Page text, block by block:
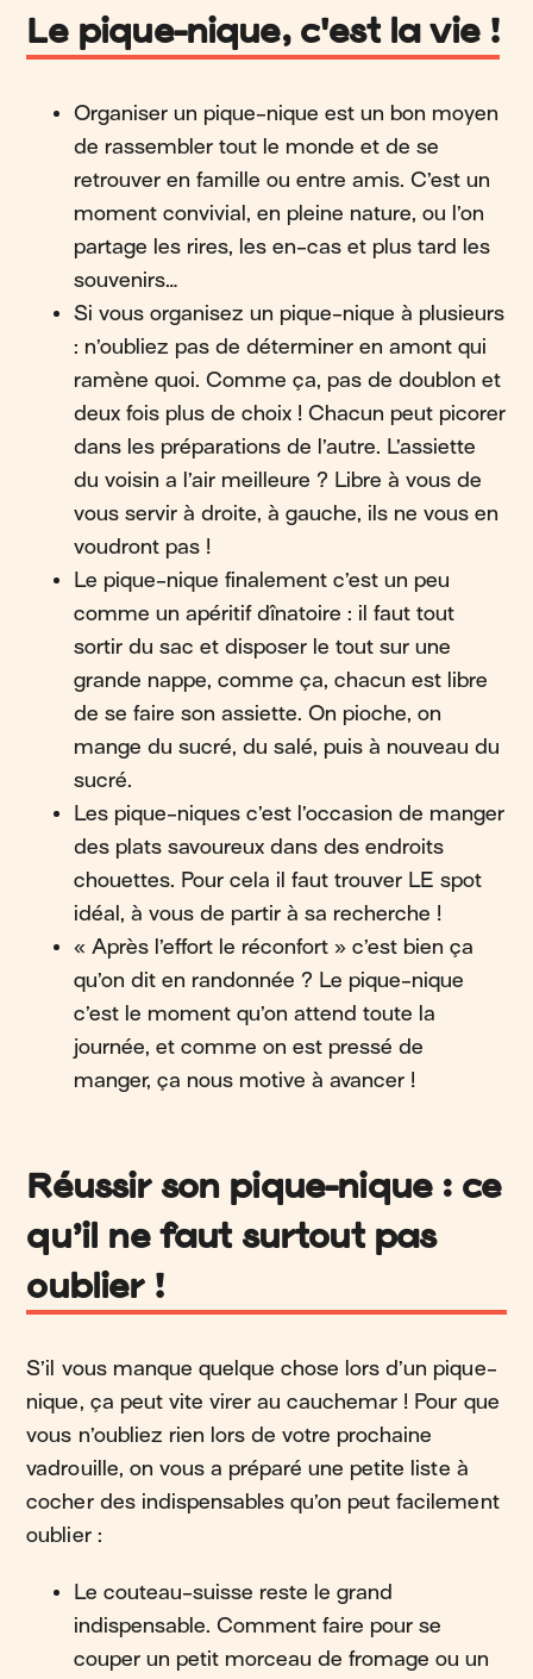
Le pique-nique, c'est la vie !
Organiser un pique-nique est un bon moyen
de rassembler tout le monde et de se
retrouver en famille ou entre amis. C’est un
moment convivial, en pleine nature, ou l’on
partage les rires, les en-cas et plus tard les
souvenirs…
Si vous organisez un pique-nique à plusieurs
: n’oubliez pas de déterminer en amont qui
ramène quoi. Comme ça, pas de doublon et
deux fois plus de choix ! Chacun peut picorer
dans les préparations de l’autre. L’assiette
du voisin a l’air meilleure ? Libre à vous de
vous servir à droite, à gauche, ils ne vous en
voudront pas !
Le pique-nique finalement c’est un peu
comme un apéritif dînatoire : il faut tout
sortir du sac et disposer le tout sur une
grande nappe, comme ça, chacun est libre
de se faire son assiette. On pioche, on
mange du sucré, du salé, puis à nouveau du
sucré.
Les pique-niques c’est l’occasion de manger
des plats savoureux dans des endroits
chouettes. Pour cela il faut trouver LE spot
idéal, à vous de partir à sa recherche !
« Après l’effort le réconfort » c’est bien ça
qu’on dit en randonnée ? Le pique-nique
c’est le moment qu’on attend toute la
journée, et comme on est pressé de
manger, ça nous motive à avancer !
Réussir son pique-nique : ce
qu’il ne faut surtout pas
oublier !
S’il vous manque quelque chose lors d’un pique-
nique, ça peut vite virer au cauchemar ! Pour que
vous n’oubliez rien lors de votre prochaine
vadrouille, on vous a préparé une petite liste à
cocher des indispensables qu’on peut facilement
oublier :
Le couteau-suisse reste le grand
indispensable. Comment faire pour se
couper un petit morceau de fromage ou un